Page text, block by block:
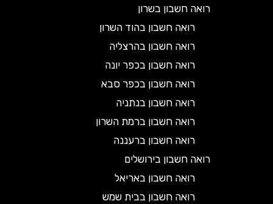
רואה חשבון בשרון
רואה חשבון בהוד השרון
רואה חשבון בהרצליה
רואה חשבון בכפר יונה
רואה חשבון בכפר סבא
רואה חשבון בנתניה
רואה חשבון ברמת השרון
רואה חשבון ברעננה
רואה חשבון בירושלים
רואה חשבון באריאל
רואה חשבון בבית שמש